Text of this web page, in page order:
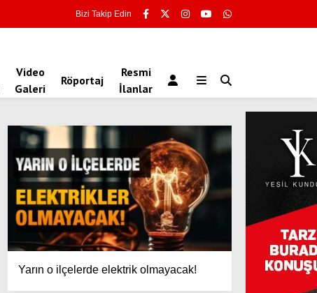
Bizi Takip Edin
Video
Galeri
Röportaj
Resmi
İlanlar
Yarın o ilçelerde elektrik olmayacak!